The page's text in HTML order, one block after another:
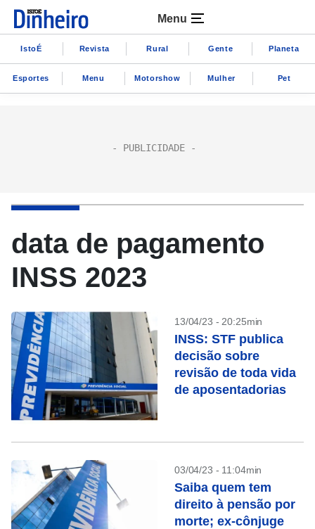
Menu
IstoÉ Revista Rural Gente Planeta
Esportes Menu Motorshow Mulher Pet
data de pagamento
INSS 2023
13/04/23 - 20:25min
INSS: STF publica
decisão sobre
revisão de toda vida
de aposentadorias
03/04/23 - 11:04min
Saiba quem tem
direito à pensão por
morte; ex-cônjuge